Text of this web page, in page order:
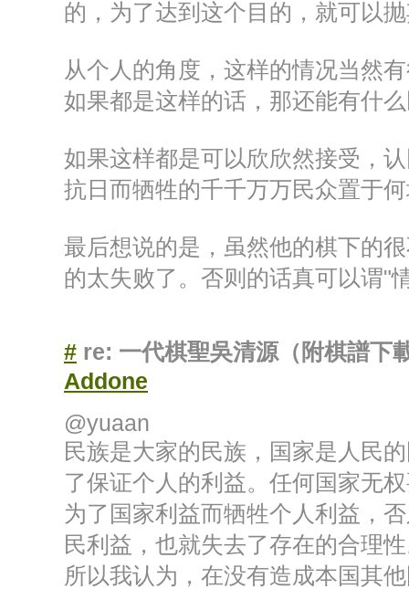
的，为了达到这个目的，就可以
从个人的角度，这样的情况当然
如果都是这样的话，那还能有什
如果这样都是可以欣欣然接受，
抗日而牺牲的千千万万民众置于
最后想说的是，虽然他的棋下的
的太失败了。否则的话真可以谓"
# re: 一代棋聖吳清源（附棋譜下
Addone
@yuaan
民族是大家的民族，国家是人民
了保证个人的利益。任何国家无
为了国家利益而牺牲个人利益，
民利益，也就失去了存在的合理
所以我认为，在没有造成本国其